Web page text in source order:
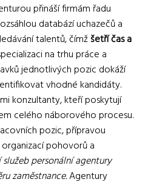
přináší firmám řadu
databází uchazečů a
talentů, čímžšetří čas a
na trhu práce a
jednotlivých pozic dokáží
vhodné kandidáty.
konzultanty, kteří poskytují
celého náborového procesu.
pozic, přípravou
pohovorů a
personální agentury
zaměstnance.Agentury